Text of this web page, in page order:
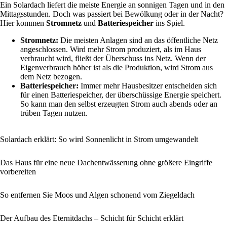
Ein Solardach liefert die meiste Energie an sonnigen Tagen und in den
Mittagsstunden. Doch was passiert bei Bewölkung oder in der Nacht?
Hier kommen Stromnetz und Batteriespeicher ins Spiel.
Stromnetz: Die meisten Anlagen sind an das öffentliche Netz
angeschlossen. Wird mehr Strom produziert, als im Haus
verbraucht wird, fließt der Überschuss ins Netz. Wenn der
Eigenverbrauch höher ist als die Produktion, wird Strom aus
dem Netz bezogen.
Batteriespeicher: Immer mehr Hausbesitzer entscheiden sich
für einen Batteriespeicher, der überschüssige Energie speichert.
So kann man den selbst erzeugten Strom auch abends oder an
trüben Tagen nutzen.
Solardach erklärt: So wird Sonnenlicht in Strom umgewandelt
Das Haus für eine neue Dachentwässerung ohne größere Eingriffe
vorbereiten
So entfernen Sie Moos und Algen schonend vom Ziegeldach
Der Aufbau des Eternitdachs – Schicht für Schicht erklärt